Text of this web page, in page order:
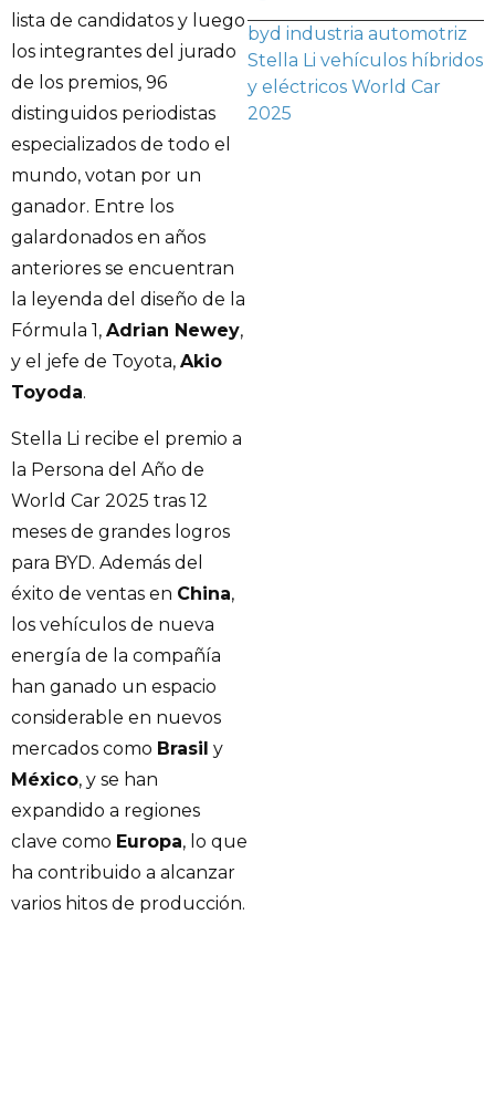
lista de candidatos y luego
los integrantes del jurado
de los premios, 96
distinguidos periodistas
especializados de todo el
mundo, votan por un
ganador. Entre los
galardonados en años
anteriores se encuentran
la leyenda del diseño de la
Fórmula 1, Adrian Newey,
y el jefe de Toyota, Akio
Toyoda.
Stella Li recibe el premio a
la Persona del Año de
World Car 2025 tras 12
meses de grandes logros
para BYD. Además del
éxito de ventas en China,
los vehículos de nueva
energía de la compañía
han ganado un espacio
considerable en nuevos
mercados como Brasil y
México, y se han
expandido a regiones
clave como Europa, lo que
ha contribuido a alcanzar
varios hitos de producción.
byd industria automotriz
Stella Li vehículos híbridos
y eléctricos World Car
2025